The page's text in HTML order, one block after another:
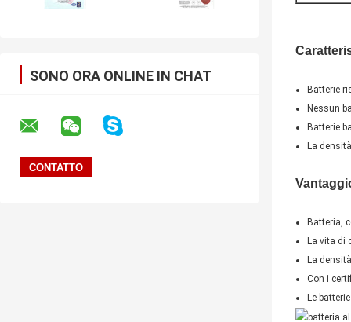
SONO ORA ONLINE IN CHAT
Batterie
Nessun
Batterie
La
Batteria,
La vita di
La
Con i
Le